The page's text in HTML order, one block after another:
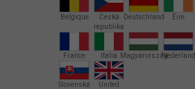
Belgique
Česká
republika
Deutschland Éire
France Italia MagyarországNederland
Slovenská
United